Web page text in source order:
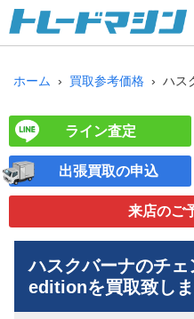
ホーム 買取参考価格 ハス
ライン査定
出張買取の申込
来店のご
ハスクバーナのチェ
editionを買取致しま